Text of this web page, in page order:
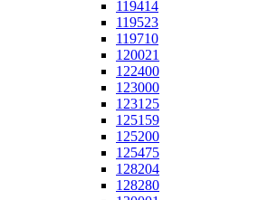
119414
119523
119710
120021
122400
123000
123125
125159
125200
125475
128204
128280